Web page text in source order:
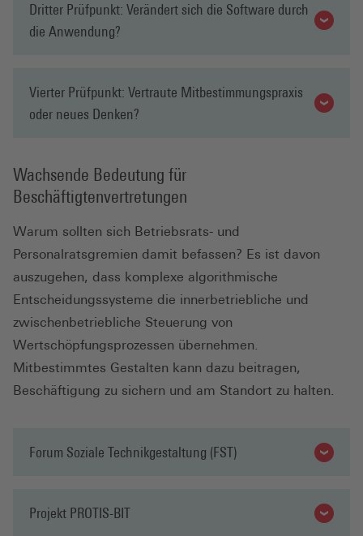
Dritter Prüfpunkt: Verändert sich die Software durch
die Anwendung?
Vierter Prüfpunkt: Vertraute Mitbestimmungspraxis
oder neues Denken?
Wachsende Bedeutung für
Beschäftigtenvertretungen
Warum sollten sich Betriebsrats- und
Personalratsgremien damit befassen? Es ist davon
auszugehen, dass komplexe algorithmische
Entscheidungssysteme die innerbetriebliche und
zwischenbetriebliche Steuerung von
Wertschöpfungsprozessen übernehmen.
Mitbestimmtes Gestalten kann dazu beitragen,
Beschäftigung zu sichern und am Standort zu halten.
Forum Soziale Technikgestaltung (FST)
Projekt PROTIS-BIT